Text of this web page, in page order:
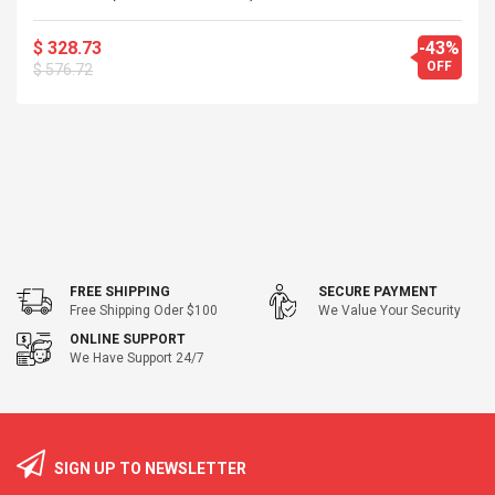
$ 328.73
$ 576.72
-43%
OFF
FREE SHIPPING
Free Shipping Oder $100
SECURE PAYMENT
We Value Your Security
ONLINE SUPPORT
We Have Support 24/7
SIGN UP TO NEWSLETTER